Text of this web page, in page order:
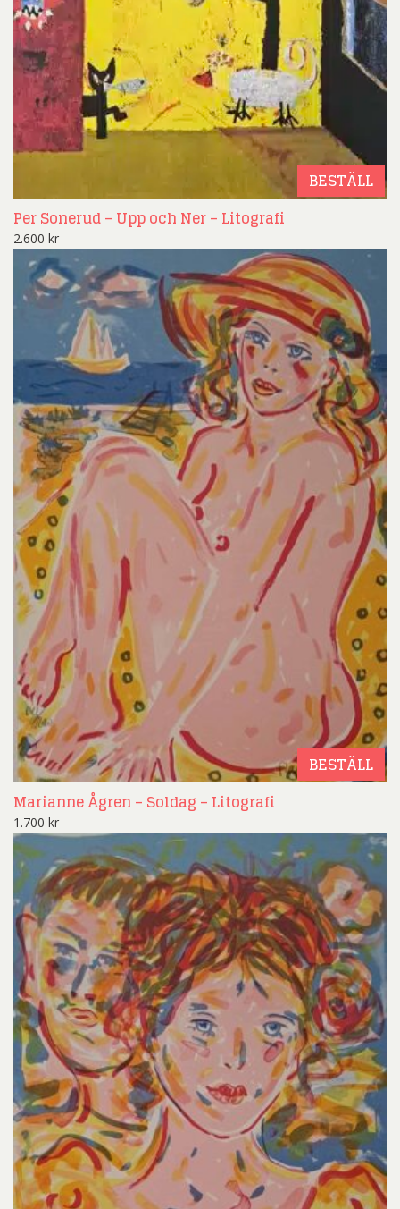
BESTÄLL
Per Sonerud – Upp och Ner – Litografi
2.600 kr
BESTÄLL
Marianne Ågren – Soldag – Litografi
1.700 kr